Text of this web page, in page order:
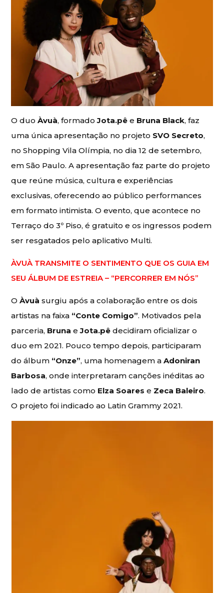
O duoÀvuà, formadoJota.pê e Bruna Black, faz
uma única apresentação no projeto SVO Secreto,
no Shopping Vila Olímpia, no dia 12 de setembro,
em São Paulo. A apresentação faz parte do projeto
que reúne música, cultura e experiências
exclusivas, oferecendo ao público performances
em formato intimista. O evento, que acontece no
Terraço do 3º Piso, é gratuito e os ingressos podem
ser resgatados pelo aplicativo Multi.
ÀVUÀ TRANSMITE O SENTIMENTO QUE OS GUIA EM
SEU ÁLBUM DE ESTREIA – “PERCORRER EM NÓS”
OÀvuà surgiu após a colaboração entre os dois
artistas na faixa “Conte Comigo”. Motivados pela
parceria, Bruna eJota.pê decidiram oficializar o
duo em 2021. Pouco tempo depois, participaram
do álbum “Onze”, uma homenagem aAdoniran
Barbosa, onde interpretaram canções inéditas ao
lado de artistas como Elza Soares e Zeca Baleiro.
O projeto foi indicado ao Latin Grammy 2021.